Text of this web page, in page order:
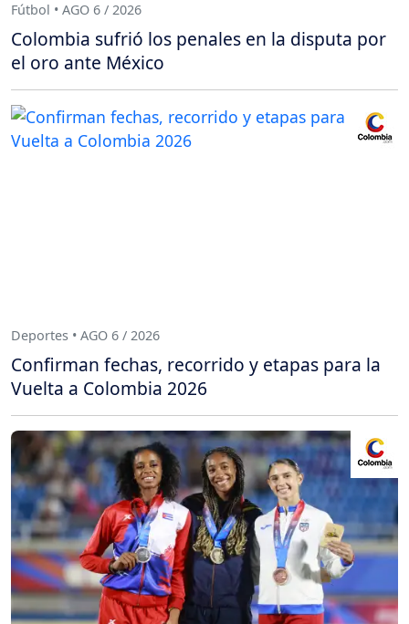
Fútbol • AGO 6 / 2026
Colombia sufrió los penales en la disputa por
el oro ante México
Deportes • AGO 6 / 2026
Confirman fechas, recorrido y etapas para la
Vuelta a Colombia 2026